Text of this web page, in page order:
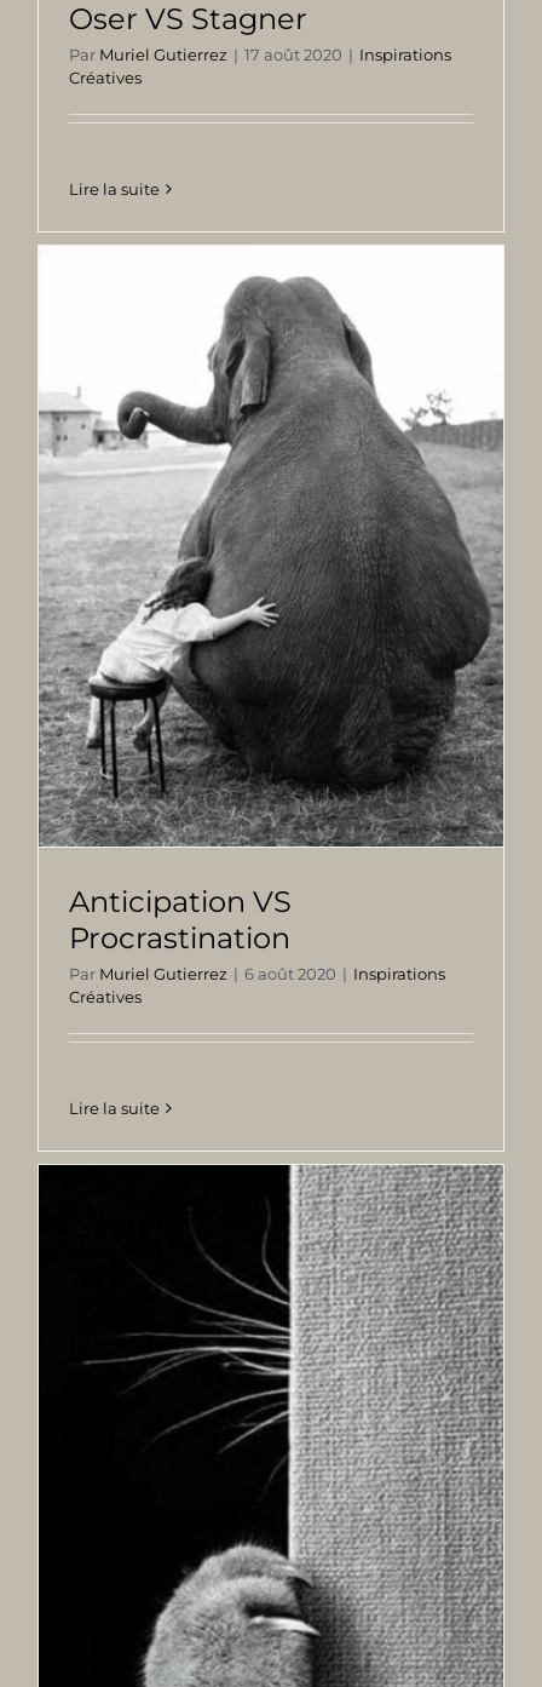
Oser VS Stagner
Par Muriel Gutierrez | 17 août 2020 | Inspirations
Créatives
Lire la suite
Anticipation VS
Procrastination
Par Muriel Gutierrez | 6 août 2020 | Inspirations
Créatives
Lire la suite